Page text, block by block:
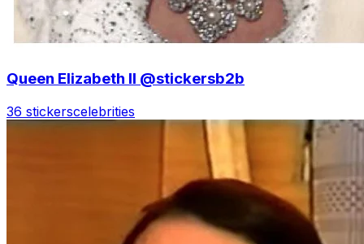
Queen Elizabeth II @stickersb2b
36 stickerscelebrities